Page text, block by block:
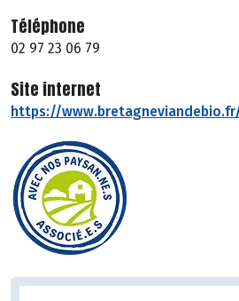
Téléphone
02 97 23 06 79
Site internet
https://